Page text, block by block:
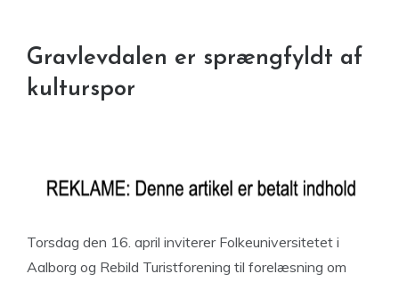
Gravlevdalen er sprængfyldt af
kulturspor
Torsdag den 16. april inviterer Folkeuniversitetet i
Aalborg og Rebild Turistforening til forelæsning om